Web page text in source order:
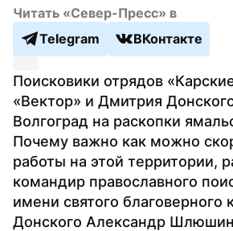
Читать «Север-Пресс» в
Telegram
ВКонтакте
Поисковики отрядов
«Вектор» и Дмитрия
Волгоград на раскопки
Почему важно как можно
работы на этой территории,
командир православного
имени святого благоверного
Донского Александр